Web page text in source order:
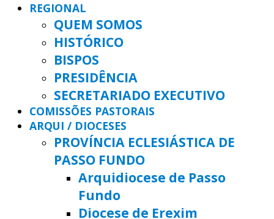
REGIONAL
QUEM SOMOS
HISTÓRICO
BISPOS
PRESIDÊNCIA
SECRETARIADO EXECUTIVO
COMISSÕES PASTORAIS
ARQUI / DIOCESES
PROVÍNCIA ECLESIÁSTICA DE
PASSO FUNDO
Arquidiocese de Passo
Fundo
Diocese de Erexim